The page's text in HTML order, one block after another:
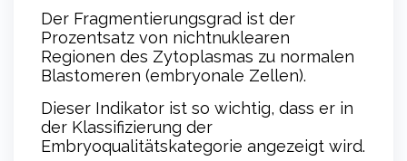
Der Fragmentierungsgrad ist der
Prozentsatz von nichtnuklearen
Regionen des Zytoplasmas zu normalen
Blastomeren (embryonale Zellen).
Dieser Indikator ist so wichtig, dass er in
der Klassifizierung der
Embryoqualitätskategorie angezeigt wird.